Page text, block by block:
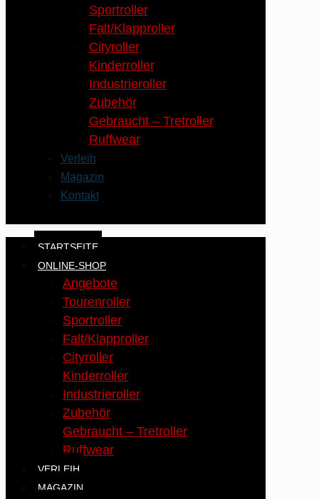
Sportroller
Falt/Klapproller
Cityroller
Kinderroller
Industrieroller
Zubehör
Gebraucht – Tretroller
Ruffwear
Verleih
Magazin
Kontakt
STARTSEITE
ONLINE-SHOP
Angebote
Tourenroller
Sportroller
Falt/Klapproller
Cityroller
Kinderroller
Industrieroller
Zubehör
Gebraucht – Tretroller
Ruffwear
VERLEIH
MAGAZIN